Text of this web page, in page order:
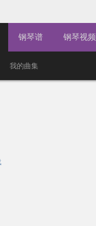
钢琴谱 钢琴视频
我的曲集